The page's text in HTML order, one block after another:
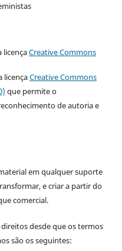
licençaCreative Commons
licençaCreative Commons
que permite o
de autoria e
em qualquer suporte
e criar a partir do
comercial.
desde que os termos
são os seguintes: